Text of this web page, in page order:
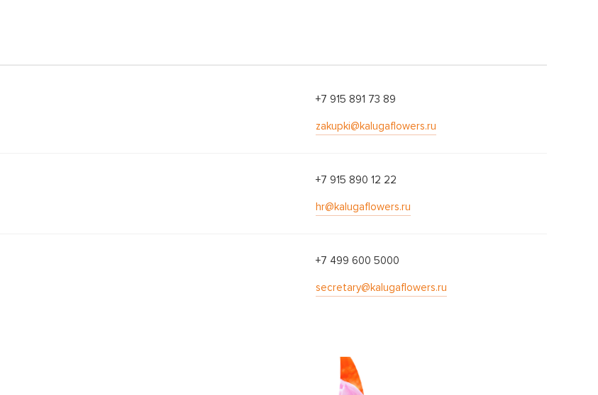
+7 915 891 73 89
zakupki@kalugaflowers.ru
+7 915 890 12 22
hr@kalugaflowers.ru
+7 499 600 5000
secretary@kalugaflowers.ru